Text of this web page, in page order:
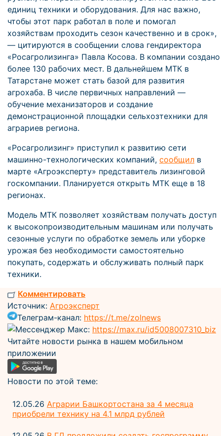
единиц техники и оборудования. Для нас важно,
чтобы этот парк работал в поле и помогал
хозяйствам проходить сезон качественно и в срок»,
— цитируются в сообщении слова гендиректора
«Росагролизинга» Павла Косова. В компании создано
более 130 рабочих мест. В дальнейшем МТК в
Татарстане может стать базой для развития
агрохаба. В числе первичных направлений —
обучение механизаторов и создание
демонстрационной площадки сельхозтехники для
аграриев региона.
«Росагролизинг» приступил к развитию сети
машинно-технологических компаний, сообщил в
марте «Агроэксперту» представитель лизинговой
госкомпании. Планируется открыть МТК еще в 18
регионах.
Модель МТК позволяет хозяйствам получать доступ
к высокопроизводительным машинам или получать
сезонные услуги по обработке земель или уборке
урожая без необходимости самостоятельно
покупать, содержать и обслуживать полный парк
техники.
Комментировать
Источник: Агроэксперт
Телеграм-канал: https://t.me/zolnews
Мессенджер Макс: https://max.ru/id5008007310_biz
Читайте новости рынка в нашем мобильном
приложении
Новости по этой теме:
12.05.26 Аграрии Башкортостана за 4 месяца
приобрели технику на 4,1 млрд рублей